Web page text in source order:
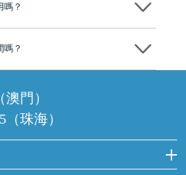
嗎？
嗎？
聯絡我們，告知我們你原本預約的
澳門）
（珠海）